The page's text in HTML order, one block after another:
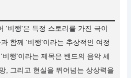
'비행'은 특정 스토리를 가진 극이
함께 '비행'이라는 추상적인 여정
행'이라는 제목은 밴드의 음악 세
, 그리고 현실을 뛰어넘는 상상력을